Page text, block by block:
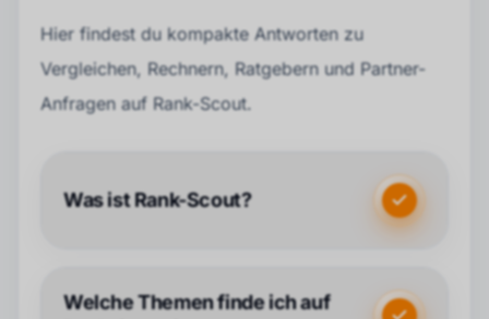
Hier findest du kompakte Antworten zu
Vergleichen, Rechnern, Ratgebern und Partner-
Anfragen auf Rank-Scout.
Was ist Rank-Scout?
Welche Themen finde ich auf